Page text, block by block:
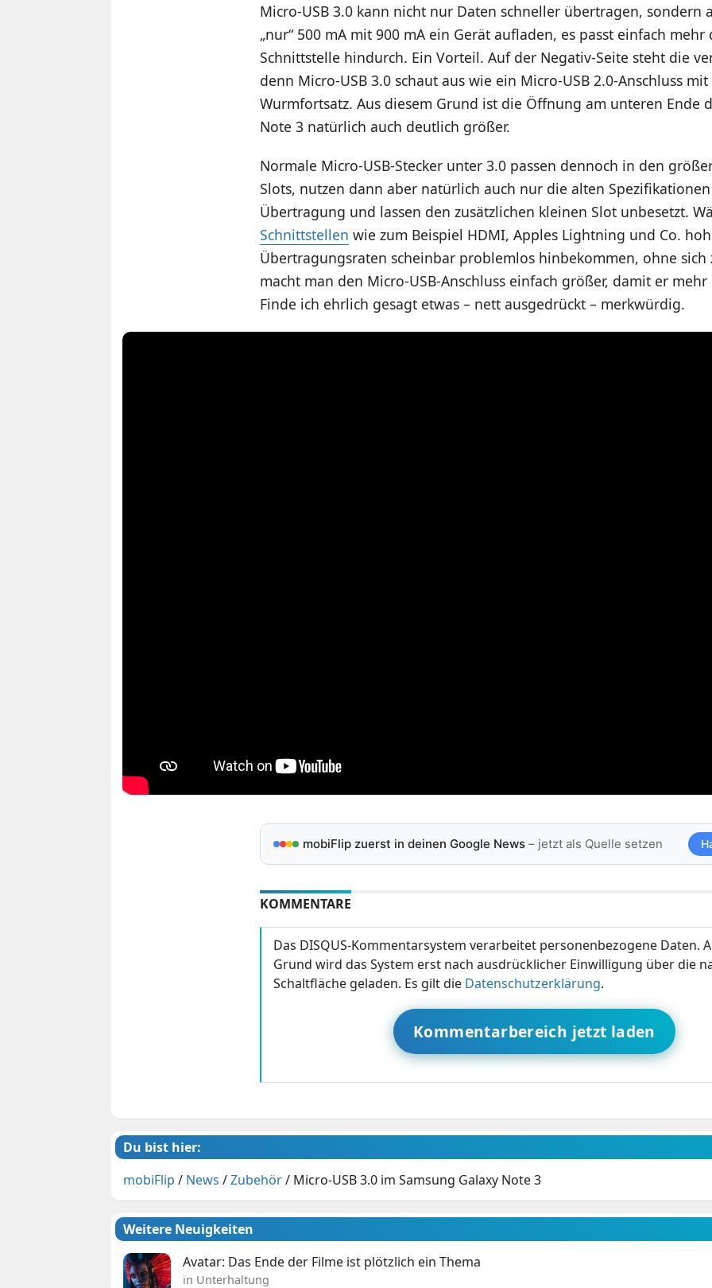
Micro-USB 3.0 kann nicht nur Daten schneller übertragen, sondern
„nur“ 500 mA mit 900 mA ein Gerät aufladen, es passt einfach mehr
Schnittstelle hindurch. Ein Vorteil. Auf der Negativ-Seite steht die
denn Micro-USB 3.0 schaut aus wie ein Micro-USB 2.0-Anschluss
Wurmfortsatz. Aus diesem Grund ist die Öffnung am unteren Ende
Note 3 natürlich auch deutlich größer.
Normale Micro-USB-Stecker unter 3.0 passen dennoch in den
Slots, nutzen dann aber natürlich auch nur die alten
Übertragung und lassen den zusätzlichen kleinen Slot unbesetzt.
Schnittstellen wie zum Beispiel HDMI, Apples Lightning und Co.
Übertragungsraten scheinbar problemlos hinbekommen, ohne sich
macht man den Micro-USB-Anschluss einfach größer, damit er mehr
Finde ich ehrlich gesagt etwas – nett ausgedrückt – merkwürdig.
mobiFlip zuerst in deinen Google News– jetzt als Quelle setzen
KOMMENTARE
Das DISQUS-Kommentarsystem verarbeitet personenbezogene Daten.
Grund wird das System erst nach ausdrücklicher Einwilligung über die
Schaltfläche geladen. Es gilt die Datenschutzerklärung.
Kommentarbereich jetzt laden
Du bist hier:
mobiFlip / News /Zubehör/ Micro-USB 3.0 im Samsung Galaxy Note 3
Weitere Neuigkeiten
Avatar: Das Ende der Filme ist plötzlich ein Thema
in Unterhaltung